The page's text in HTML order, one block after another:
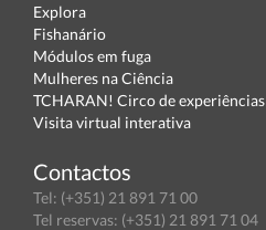
Explora
Fishanário
Módulos em fuga
Mulheres na Ciência
TCHARAN! Circo de experiências
Visita virtual interativa
Contactos
Tel: (+351) 21 891 71 00
Tel reservas: (+351) 21 891 71 04